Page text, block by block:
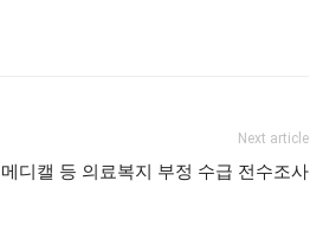
Next article
메디캘 등 의료복지 부정 수급 전수조사